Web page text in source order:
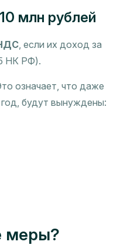
млн рублей
, если их доход за
НК РФ).
означает, что даже
год, будут вынуждены:
меры?